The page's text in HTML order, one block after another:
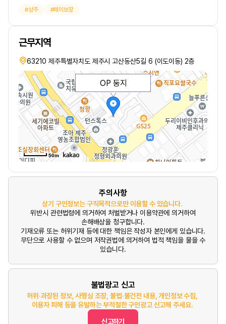
상주 페이보장
근무지역
63210 제주특별자치도 제주시 고산동산5길 6 (이도이동) 2층
OP 둥지
50m
주의사항
상기 구인정보는 구직목적으로만 이용할 수 있습니다.
위반시 관련법령에 의거하여 처벌받거나 이용약관에 의거하여
손해배상을 청구합니다.
기재오류 또는 허위기재 등에 대한 책임은 작성자 본인에게 있습니다.
무단으로 사용할 수 없으며 저작권법에 의거하여 법적 책임을 물을 수
있습니다.
불법광고 신고
허위·과장된 정보, 사행심 조장, 불법·불건전 내용, 개인정보 수집,
이용자 피해 등을 유발하는 부적절한 구인광고 신고해 주세요.
신고하기